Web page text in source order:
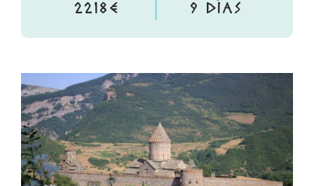
2218€ 9 DÍAS